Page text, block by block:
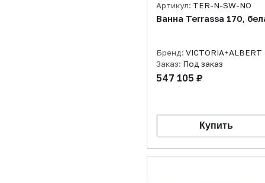
Артикул: TER-N-SW-NO
Ванна Terrassa 170,
Бренд: VICTORIA+ALBERT
Заказ: Под заказ
547 105 ₽